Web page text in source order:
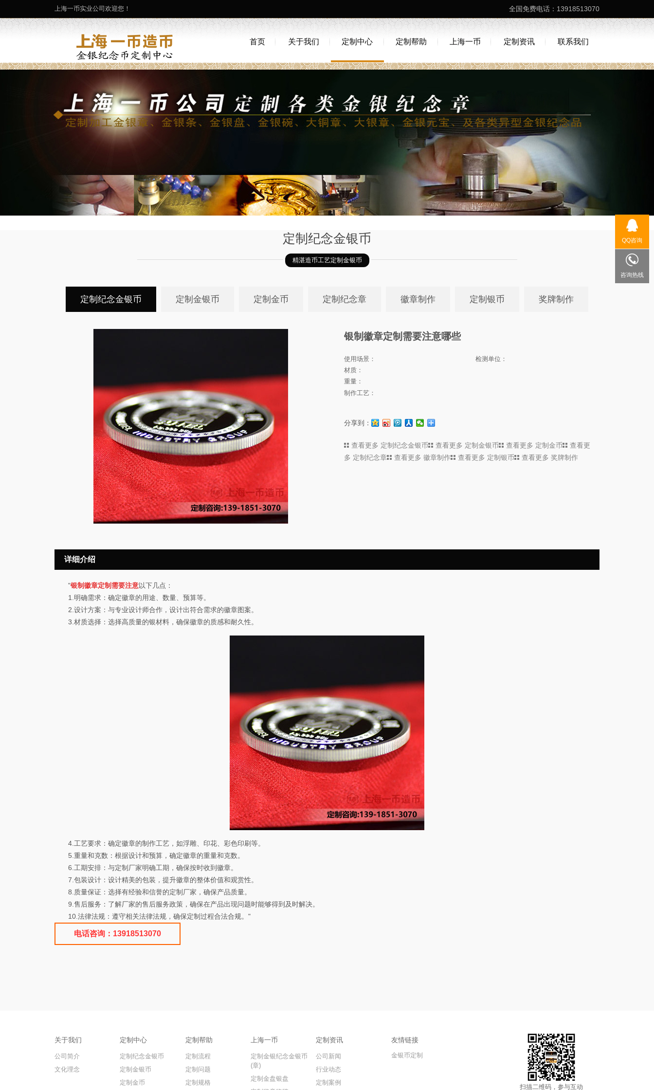
全国免费电话：13918513070
上海一币实业公司欢迎您！
首页 关于我们 定制中心 定制帮助 上海一币 定制资讯 联系我们
定制纪念金银币
精湛造币工艺定制金银币
定制纪念金银币 定制金银币 定制金币 定制纪念章 徽章制作 定制银币 奖牌制作
银制徽章定制需要注意哪些
使用场景：
材质：
重量：
制作工艺：
检测单位：
分享到：
查看更多 定制纪念金银币 查看更多 定制金银币 查看更多 定制金币
查看更
多 定制纪念章 查看更多 徽章制作 查看更多 定制银币 查看更多 奖牌制作
详细介绍
"银制徽章定制需要注意以下几点：
1.明确需求：确定徽章的用途、数量、预算等。
2.设计方案：与专业设计师合作，设计出符合需求的徽章图案。
3.材质选择：选择高质量的银材料，确保徽章的质感和耐久性。
4.工艺要求：确定徽章的制作工艺，如浮雕、印花、彩色印刷等。
5.重量和克数：根据设计和预算，确定徽章的重量和克数。
6.工期安排：与定制厂家明确工期，确保按时收到徽章。
7.包装设计：设计精美的包装，提升徽章的整体价值和观赏性。
8.质量保证：选择有经验和信誉的定制厂家，确保产品质量。
9.售后服务：了解厂家的售后服务政策，确保在产品出现问题时能够得到及时解决。
10.法律法规：遵守相关法律法规，确保定制过程合法合规。"
电话咨询：13918513070
关于我们
公司简介
文化理念
定制中心
定制纪念金银币
定制金银币
定制金币
定制帮助
定制流程
定制问题
定制规格
上海一币
定制金银纪念金银币
(章)
定制金盘银盘
定制资讯
公司新闻
行业动态
定制案例
友情链接
金银币定制
扫描二维码，参与互动
QQ咨询
咨询热线